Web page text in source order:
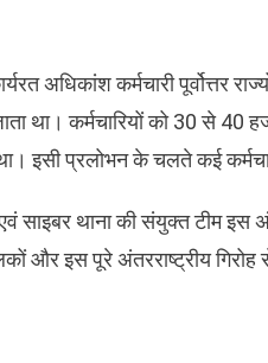
अधिकांश कर्मचारी पूर्वोत्तर
था। कर्मचारियों को 30 से
इसी प्रलोभन के चलते कई
थाना की संयुक्त टीम इस
और इस पूरे अंतरराष्ट्रीय